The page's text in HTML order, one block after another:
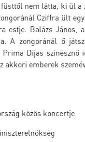
nem látta, ki ül
Cziffra ült
estje. Balázs János,
A zongoránál ő
Díjas
akkori emberek
közös koncertje